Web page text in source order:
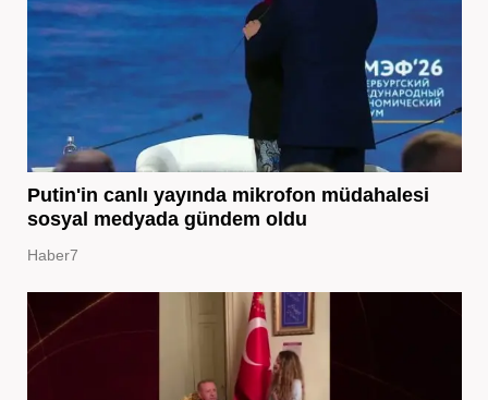
Putin'in canlı yayında mikrofon müdahalesi
sosyal medyada gündem oldu
Haber7